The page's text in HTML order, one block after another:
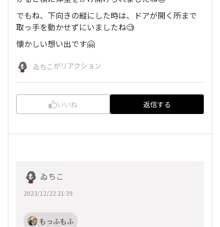
でもね、下向きの縦にした時は、ドアが開く所まで
取っ手を動かせずにいましたね🧐
懐かしい想い出です🤗
ゐちこ がリアクション
いいね 返信する
ゐちこ
2023/12/22 21:39
もっふもふ